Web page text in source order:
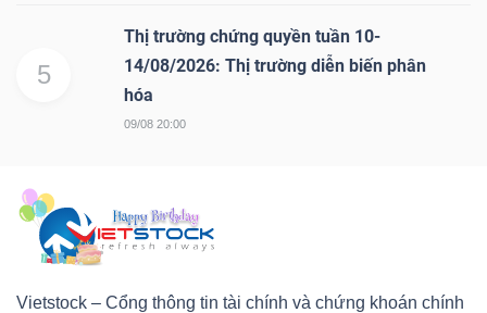
5
Thị trường chứng quyền tuần 10-
14/08/2026: Thị trường diễn biến phân
hóa
09/08 20:00
Vietstock – Cổng thông tin tài chính và chứng khoán chính